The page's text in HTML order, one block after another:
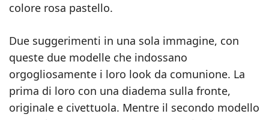
colore rosa pastello.
Due suggerimenti in una sola immagine, con
queste due modelle che indossano
orgogliosamente i loro look da comunione. La
prima di loro con una diadema sulla fronte,
originale e civettuola. Mentre il secondo modello